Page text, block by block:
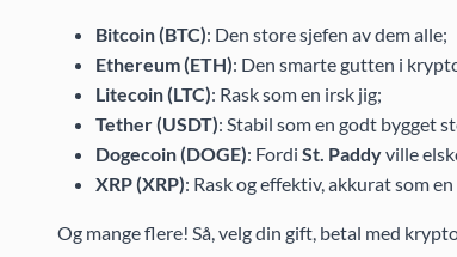
Bitcoin (BTC): Den store sjefen av dem alle;
Ethereum (ETH): Den smarte gutten i
Litecoin (LTC): Rask som en irsk jig;
Tether (USDT): Stabil som en godt bygget
Dogecoin (DOGE): Fordi St. Paddyville
XRP (XRP): Rask og effektiv, akkurat som
Og mange flere! Så, velg din gift, betal med